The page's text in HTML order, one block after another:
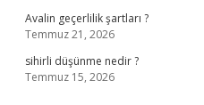
Avalin geçerlilik şartları ?
Temmuz 21, 2026
sihirli düşünme nedir ?
Temmuz 15, 2026